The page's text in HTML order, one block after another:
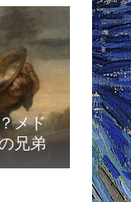
メド
兄弟